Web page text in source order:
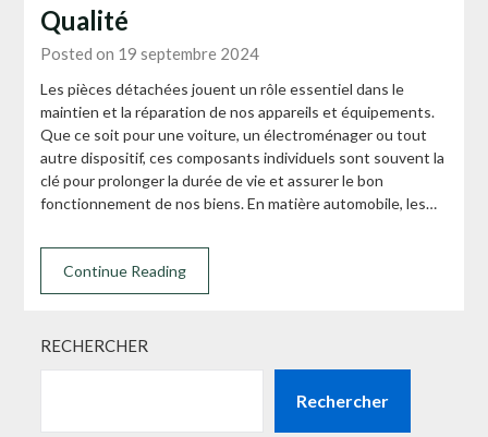
Qualité
Posted on 19 septembre 2024
Les pièces détachées jouent un rôle essentiel dans le
maintien et la réparation de nos appareils et équipements.
Que ce soit pour une voiture, un électroménager ou tout
autre dispositif, ces composants individuels sont souvent la
clé pour prolonger la durée de vie et assurer le bon
fonctionnement de nos biens. En matière automobile, les…
Continue Reading
RECHERCHER
Rechercher